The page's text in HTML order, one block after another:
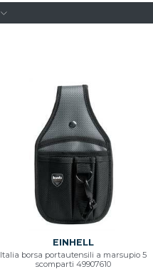
EINHELL
Italia borsa portautensili a marsupio 5
scomparti 49907610